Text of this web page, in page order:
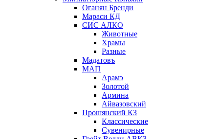
Оганян Бренди
Мараси КД
СИС АЛКО
Животные
Храмы
Разные
Мадатовъ
МАП
Арамэ
Золотой
Армина
Айвазовский
Прошянский КЗ
Классические
Сувенирные